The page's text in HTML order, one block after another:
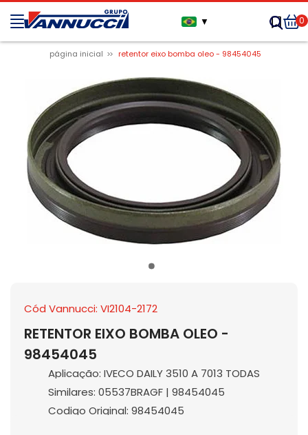
▼ 0
página inicial retentor eixo bomba oleo - 98454045
Cód Vannucci: VI2104-2172
RETENTOR EIXO BOMBA OLEO -
98454045
Aplicação: IVECO DAILY 3510 A 7013 TODAS
Similares: 05537BRAGF | 98454045
Codigo Original: 98454045